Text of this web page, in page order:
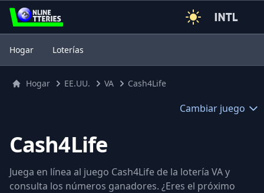
3
Hogar Loterías
Hogar EE.UU. VA Cash4Life
Cambiar juego
Cash4Life
Juega en línea al juego Cash4Life de la lotería VA y
consulta los números ganadores. ¿Eres el próximo